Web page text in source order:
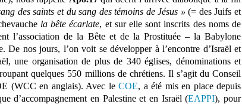
des saints et du sang des témoins de Jésus » (= des Juifs et
la bête écarlate, et sur elle sont inscrits des noms de
l’association de la Bête et de la Prostituée – la Babylone
De nos jours, l’on voit se développer à l’encontre d’Israël et
une organisation de plus de 340 églises, dénominations et
quelques 550 millions de chrétiens. Il s’agit du Conseil
(WCC en anglais). Avec leCOE, a été mis en place depuis
d’accompagnement en Palestine et en Israël (EAPPI), pour